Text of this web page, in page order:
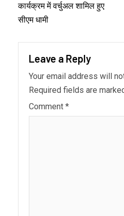
कार्यक्रम में वर्चुअल शामिल हुए
सीएम धामी
Leave a Reply
Your email address will
Required fields are
Comment *